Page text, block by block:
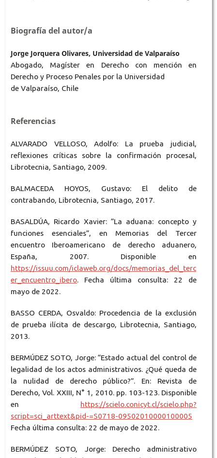
Biografía del autor/a
Jorge Jorquera Olivares, Universidad de Valparaíso
Abogado, Magíster en Derecho con mención en
Derecho y Proceso Penales por la Universidad
de Valparaíso, Chile
Referencias
ALVARADO VELLOSO, Adolfo: La prueba judicial,
reflexiones críticas sobre la confirmación procesal,
Librotecnia, Santiago, 2009.
BALMACEDA HOYOS, Gustavo: El delito de
contrabando, Librotecnia, Santiago, 2017.
BASALDÚA, Ricardo Xavier: “La aduana: concepto y
funciones esenciales”, en Memorias del Tercer
encuentro Iberoamericano de derecho aduanero,
España, 2007. Disponible en
https://issuu.com/iclaweb.org/docs/memorias_del_terc
er_encuentro_ibero. Fecha última consulta: 22 de
mayo de 2022.
BASSO CERDA, Osvaldo: Procedencia de la exclusión
de prueba ilícita de descargo, Librotecnia, Santiago,
2013.
BERMÚDEZ SOTO, Jorge: “Estado actual del control de
legalidad de los actos administrativos. ¿Qué queda de
la nulidad de derecho público?”. En: Revista de
Derecho, Vol. XXIII, N° 1, 2010. pp. 103-123. Disponible
en https://scielo.conicyt.cl/scielo.php?
script=sci_arttext&pid-=S0718-09502010000100005
Fecha última consulta: 22 de mayo de 2022.
BERMÚDEZ SOTO, Jorge: Derecho administrativo